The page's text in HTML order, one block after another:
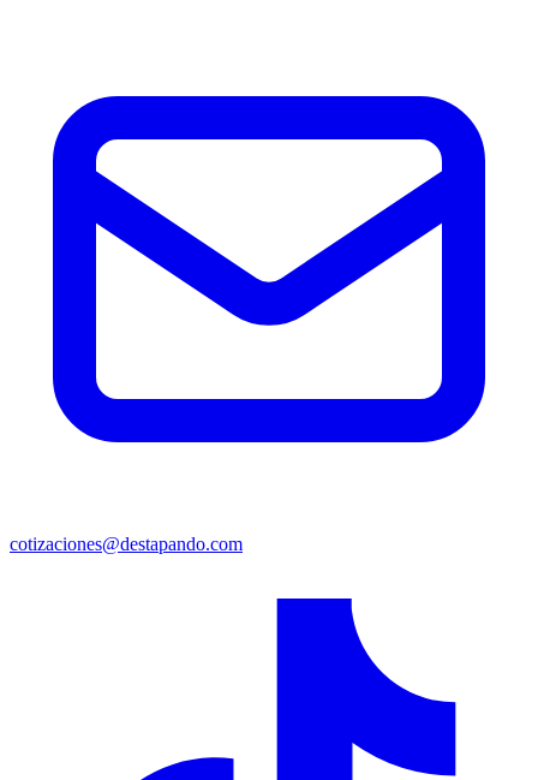
cotizaciones@destapando.com